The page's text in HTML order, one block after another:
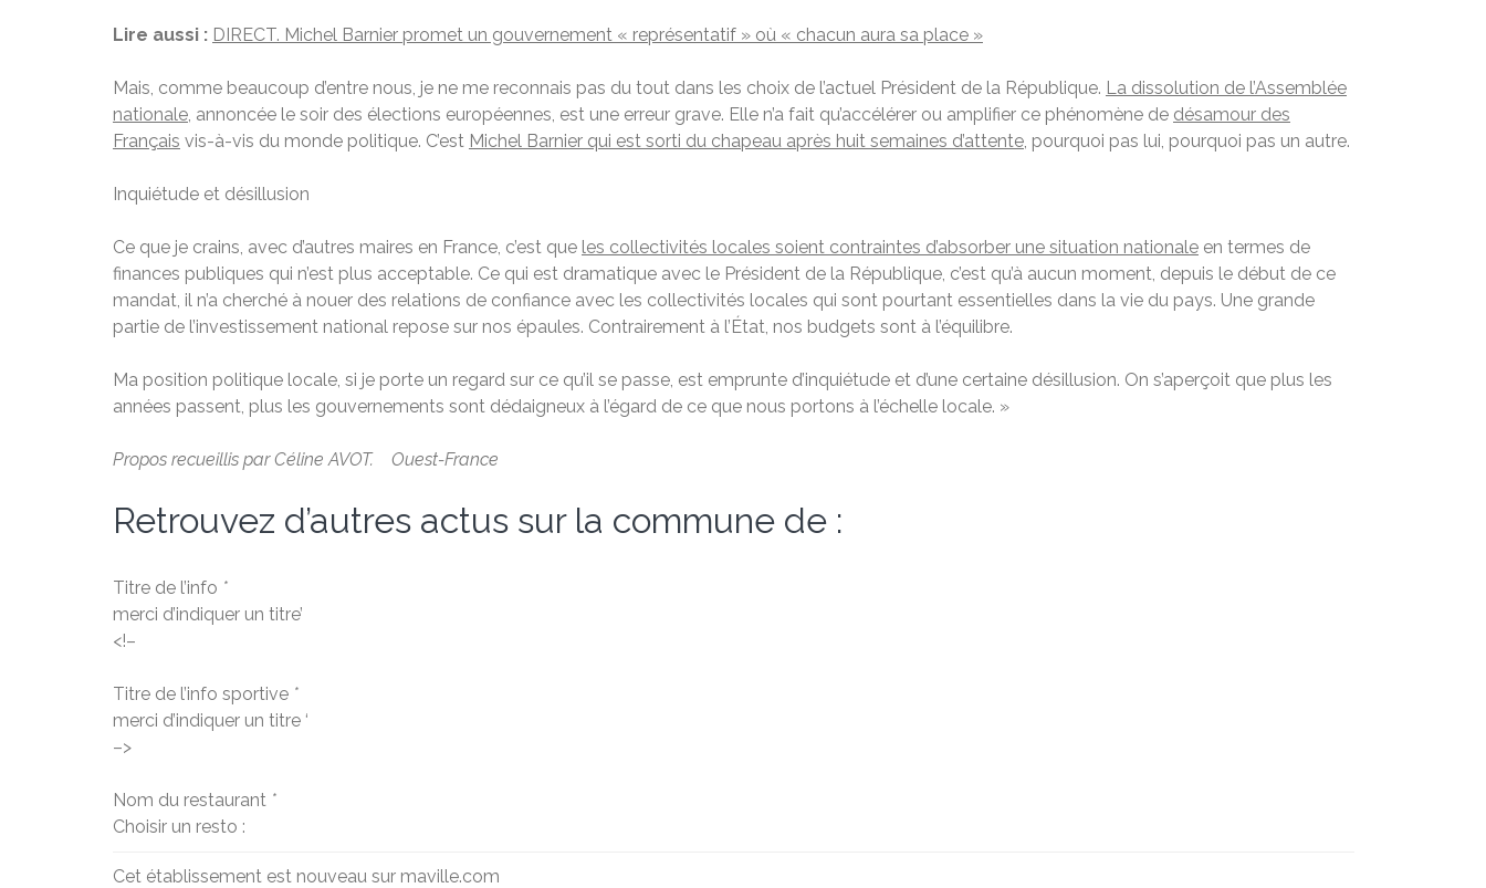
Lire aussi : DIRECT. Michel Barnier promet un gouvernement « représentatif » où « chacun aura sa place »
Mais, comme beaucoup d’entre nous, je ne me reconnais pas du tout dans les choix de l’actuel Président de la République. La dissolution de l’Assemblée
nationale, annoncée le soir des élections européennes, est une erreur grave. Elle n’a fait qu’accélérer ou amplifier ce phénomène de désamour des
Français vis-à-vis du monde politique. C’est Michel Barnier qui est sorti du chapeau après huit semaines d’attente, pourquoi pas lui, pourquoi pas un autre.
Inquiétude et désillusion
Ce que je crains, avec d’autres maires en France, c’est que les collectivités locales soient contraintes d’absorber une situation nationale en termes de
finances publiques qui n’est plus acceptable. Ce qui est dramatique avec le Président de la République, c’est qu’à aucun moment, depuis le début de ce
mandat, il n’a cherché à nouer des relations de confiance avec les collectivités locales qui sont pourtant essentielles dans la vie du pays. Une grande
partie de l’investissement national repose sur nos épaules. Contrairement à l’État, nos budgets sont à l’équilibre.
Ma position politique locale, si je porte un regard sur ce qu’il se passe, est emprunte d’inquiétude et d’une certaine désillusion. On s’aperçoit que plus les
années passent, plus les gouvernements sont dédaigneux à l’égard de ce que nous portons à l’échelle locale. »
Propos recueillis par Céline AVOT. Ouest-France
Retrouvez d’autres actus sur la commune de :
Titre de l’info *
merci d’indiquer un titre’
<!–
Titre de l’info sportive *
merci d’indiquer un titre ‘
–>
Nom du restaurant *
Choisir un resto :
Cet établissement est nouveau sur maville.com